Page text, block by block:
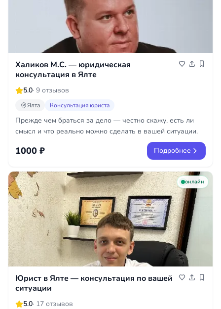
Халиков М.С. — юридическая
консультация в Ялте
5.0· 9 отзывов
Ялта Консультация юриста
Прежде чем браться за дело — честно скажу, есть ли
смысл и что реально можно сделать в вашей ситуации.
1000 ₽ Подробнее
онлайн
Юрист в Ялте — консультация по вашей
ситуации
5.0· 17 отзывов